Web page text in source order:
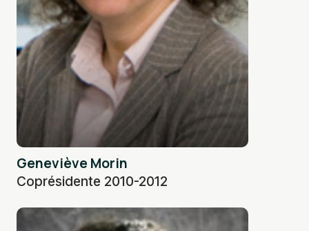
Geneviève Morin
Coprésidente 2010-2012